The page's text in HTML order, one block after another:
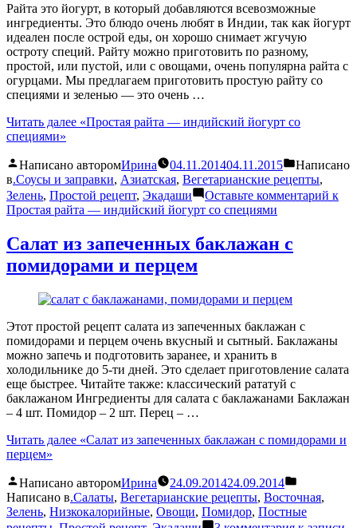
Райта это йогурт, в который добавляются всевозможные
ингредиенты. Это блюдо очень любят в Индии, так как йогурт
идеален после острой еды, он хорошо снимает жгучую
остроту специй. Райту можно приготовить по разному,
простой, или пустой, или с овощами, очень популярна райта с
огурцами. Мы предлагаем приготовить простую райту со
специями и зеленью — это очень …
Читать далее «Простая райта — индийский йогурт со
специями»
Написано авторомИрина 04.11.201404.11.2015
Написано
в.Соусы и заправки, Азиатская, Вегетарианские рецепты,
Зелень, Простой рецепт, Экадаши Оставьте комментарий к
Простая райта — индийский йогурт со специями
Салат из запеченных баклажан с
помидорами и перцем
Этот простой рецепт салата из запеченных баклажан с
помидорами и перцем очень вкусный и сытный. Баклажаны
можно запечь и подготовить заранее, и хранить в
холодильнике до 5-ти дней. Это сделает приготовление салата
еще быстрее. Читайте также: классический рататуй с
баклажаном Ингредиенты для салата с баклажанами Баклажан
– 4 шт. Помидор – 2 шт. Перец – …
Читать далее «Салат из запеченных баклажан с помидорами и
перцем»
Написано авторомИрина 24.09.201424.09.2014
Написано в.Салаты, Вегетарианские рецепты, Восточная,
Зелень, Низкокалорийные, Овощи, Помидор, Постные